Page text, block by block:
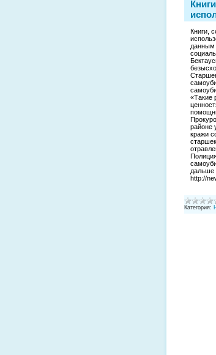
Книги,
данным
«Такие
районе
кражи
дальше
http://
Категория: